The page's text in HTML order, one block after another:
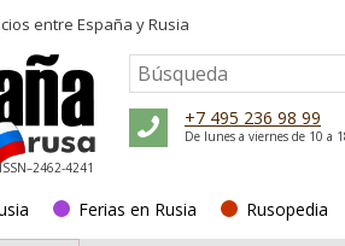
entre España y Rusia
ISSN–2462-4241
+7 495 236 98 99
De lunes a viernes de 10 a
Ferias en Rusia Rusopedia